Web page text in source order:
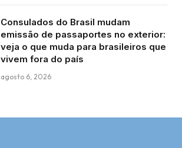
Consulados do Brasil mudam
emissão de passaportes no exterior:
veja o que muda para brasileiros que
vivem fora do país
agosto 6, 2026